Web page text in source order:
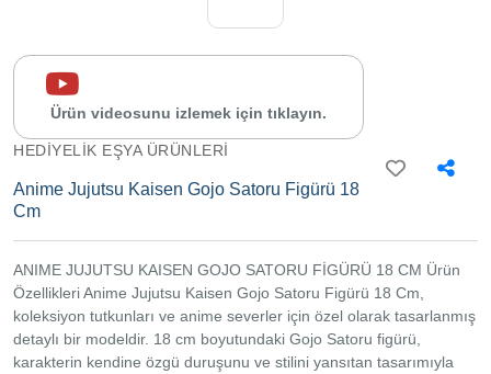
Takibi
Yardım
80
0534
302
80
68
info@alfamarketim.com
Mercan
Ürün videosunu izlemek için tıklayın.
HEDIYELIK EŞYA ÜRÜNLERI
Anime Jujutsu Kaisen Gojo Satoru Figürü 18
Cm
ANIME JUJUTSU KAISEN GOJO SATORU FİGÜRÜ 18 CM Ürün
Özellikleri Anime Jujutsu Kaisen Gojo Satoru Figürü 18 Cm,
koleksiyon tutkunları ve anime severler için özel olarak tasarlanmış
detaylı bir modeldir. 18 cm boyutundaki Gojo Satoru figürü,
karakterin kendine özgü duruşunu ve stilini yansıtan tasarımıyla